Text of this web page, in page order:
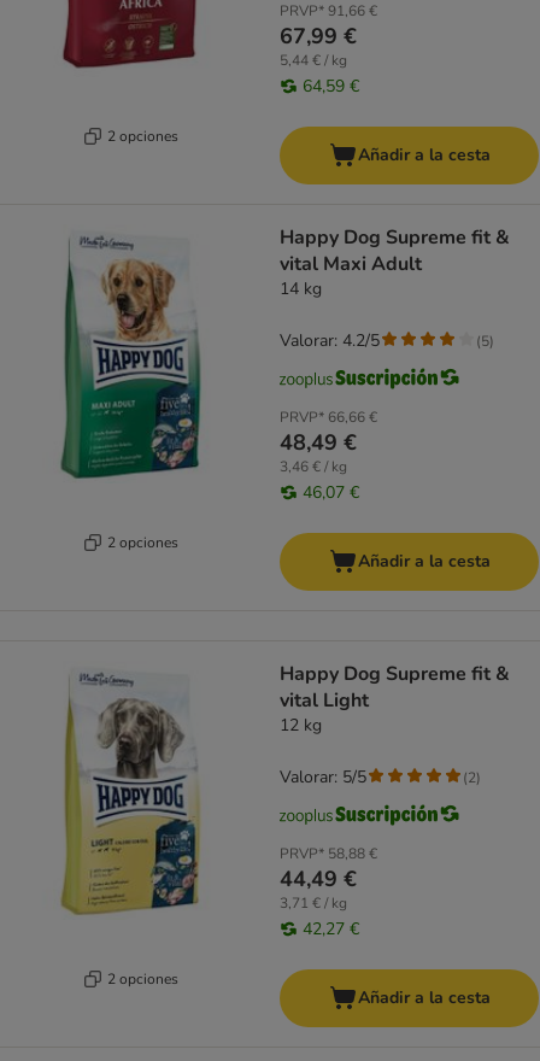
2 opciones
PRVP*91,66 €
67,99 €
5,44 € / kg
64,59 €
Añadir a la cesta
2 opciones
Happy Dog Supreme fit &
vital Maxi Adult
14 kg
PRVP* 66,66 €
48,49 €
3,46 € / kg
46,07 €
Valorar: 4.2/5 (5)
Añadir a la cesta
2 opciones
Happy Dog Supreme fit &
vital Light
12 kg
PRVP* 58,88 €
44,49 €
3,71 € / kg
42,27 €
Valorar: 5/5 (2)
Añadir a la cesta